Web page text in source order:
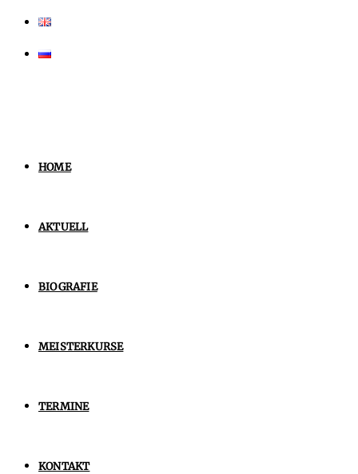
HOME
AKTUELL
BIOGRAFIE
MEISTERKURSE
TERMINE
KONTAKT